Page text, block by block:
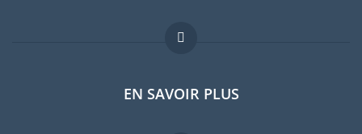
Forum expatriés
Guides pays
EN SAVOIR PLUS